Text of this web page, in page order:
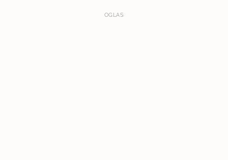
OGLAS